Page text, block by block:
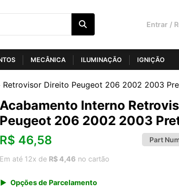
Entrar /
MECÂNICA ILUMINAÇÃO IGNIÇÃO
Retrovisor Direito Peugeot 206 2002 2003
Acabamento Interno
Peugeot 206 2002 2003
R$ 46,58 Part
Em até 12x de R$ 4,46 no cartão
Opções de Parcelamento